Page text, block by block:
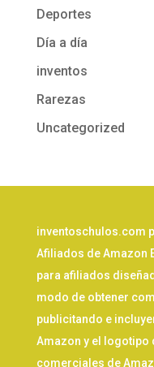
Deportes
Día a día
inventos
Rarezas
Uncategorized
inventoschulos.com
Afiliados de Amazon
para afiliados
modo de obtener
publicitando e
Amazon y el logotipo
comerciales de